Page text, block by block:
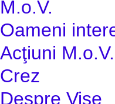
M.o.V.
Oameni
Acţiuni M.o.V.
Crez
Despre Vise